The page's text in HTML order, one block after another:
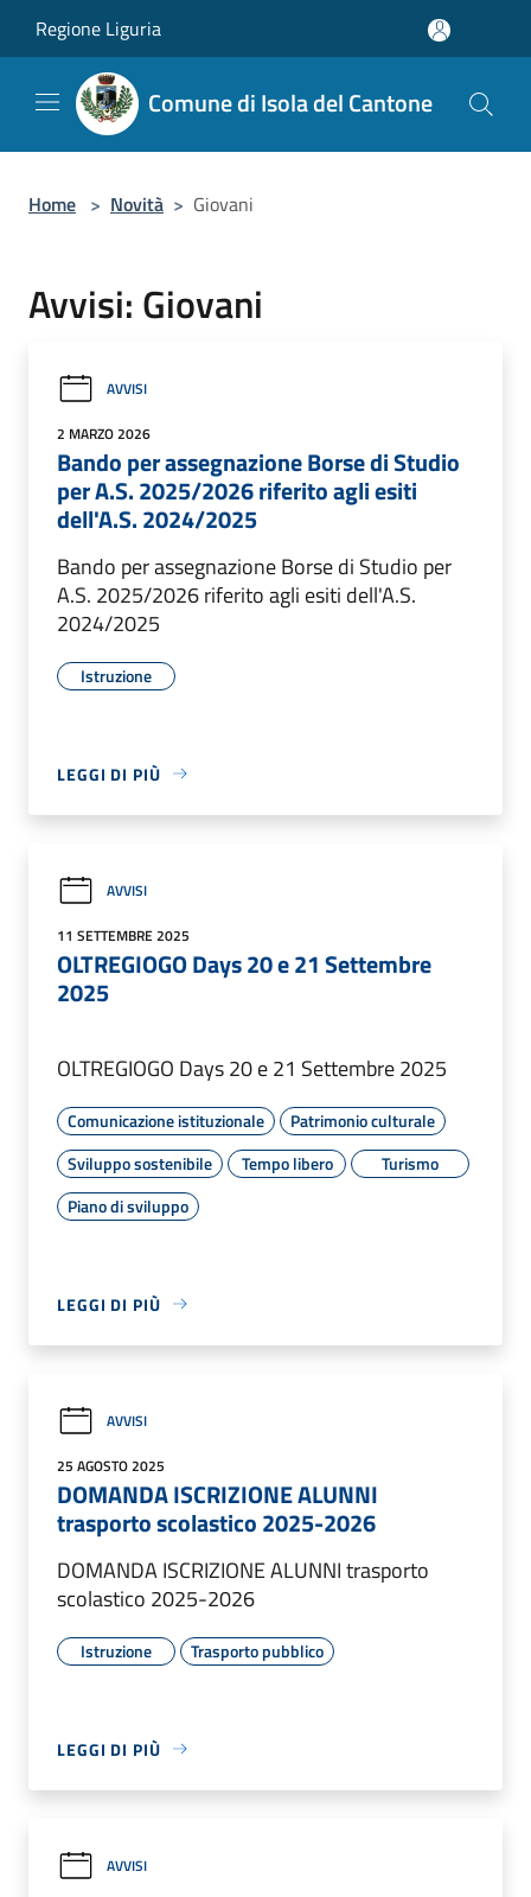
Regione Liguria
Comune di Isola del Cantone
Home > Novità > Giovani
Avvisi: Giovani
AVVISI
2 MARZO 2026
Bando per assegnazione Borse di Studio
per A.S. 2025/2026 riferito agli esiti
dell'A.S. 2024/2025
Bando per assegnazione Borse di Studio per
A.S. 2025/2026 riferito agli esiti dell'A.S.
2024/2025
Istruzione
LEGGI DI PIÙ
AVVISI
11 SETTEMBRE 2025
OLTREGIOGO Days 20 e 21 Settembre
2025
OLTREGIOGO Days 20 e 21 Settembre 2025
Comunicazione istituzionale
Patrimonio culturale
Sviluppo sostenibile
Tempo libero
Turismo
Piano di sviluppo
LEGGI DI PIÙ
AVVISI
25 AGOSTO 2025
DOMANDA ISCRIZIONE ALUNNI
trasporto scolastico 2025-2026
DOMANDA ISCRIZIONE ALUNNI trasporto
scolastico 2025-2026
Istruzione Trasporto pubblico
LEGGI DI PIÙ
AVVISI